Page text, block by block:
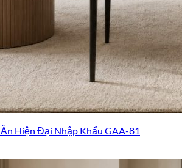
Ăn Hiện Đại Nhập Khẩu GAA-81